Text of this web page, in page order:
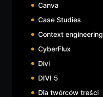
Canva
Case Studies
Context engineering
CyberFlux
Divi
DIVI 5
Dla twórców treści